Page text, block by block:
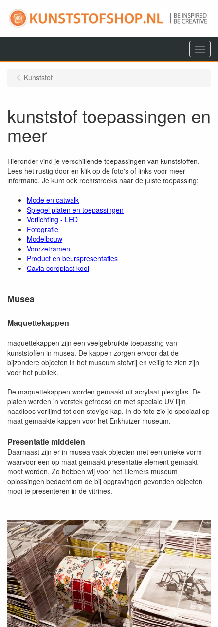
Menu
Kunststof
kunststof toepassingen en
meer
Hieronder vind je verschillende toepassingen van kunststoffen.
Lees het rustig door en klik op de foto's of links voor meer
informatie. Je kunt ook rechtstreeks naar de juiste toepassing:
Mode en catwalk
Spiegel platen en toepassingen
Verlichting - LED
Fotografie
Modelbouw
Voorzetramen
Product en beurspresentaties
Cavia coroplast kooi
Musea
Maquettekappen
maquettekappen zijn een veelgebruikte toepassing van
kunststoffen in musea. De kappen zorgen ervoor dat de
bijzondere objecten in het museum stofvrij en veilig te zien zijn
voor het publiek.
De maquettekappen worden gemaakt uit acrylaat-plexiglas. De
platen worden in verstek gefreesd en met speciale UV lijm
naadloos verlijmd tot een stevige kap. In de foto zie je speciaal op
maat gemaakte kappen voor het Enkhuizer museum.
Presentatie middelen
Daarnaast zijn er in musea vaak objecten met een unieke vorm
waarvoor een op maat gemaakt presentatie element gemaakt
moet worden. Zo hebben wij voor het Liemers museum
oplossingen bedacht om de bij opgravingen gevonden objecten
mooi te presenteren in de vitrines.